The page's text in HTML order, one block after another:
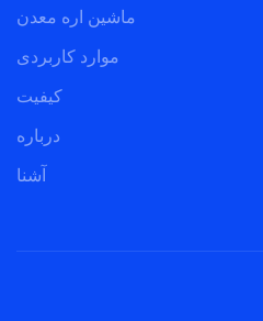
ماشین اره معدن
موارد کاربردی
کیفیت
درباره
آشنا